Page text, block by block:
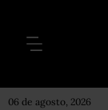
06 de agosto, 2026